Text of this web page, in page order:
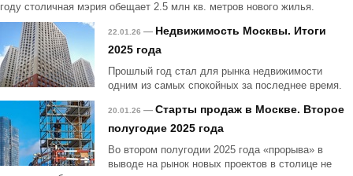
году столичная мэрия обещает 2.5 млн кв. метров нового жилья.
22.01.26 — Недвижимость Москвы. Итоги
2025 года
Прошлый год стал для рынка недвижимости
одним из самых спокойных за последнее время.
20.01.26 — Старты продаж в Москве. Второе
полугодие 2025 года
Во втором полугодии 2025 года «прорыва» в
выводе на рынок новых проектов в столице не